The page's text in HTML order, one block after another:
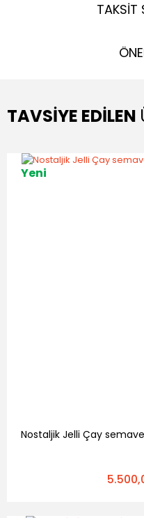
TAKSİT
TAVSİYE EDİLEN
Yeni
Nostaljik Jelli Çay